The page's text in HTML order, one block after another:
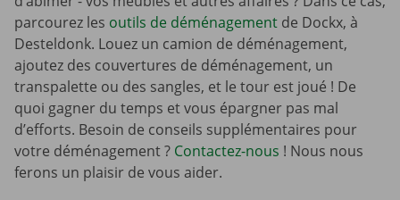
parcourez les outils de déménagement de Dockx, à
Desteldonk. Louez un camion de déménagement,
ajoutez des couvertures de déménagement, un
transpalette ou des sangles, et le tour est joué ! De
quoi gagner du temps et vous épargner pas mal
d’efforts. Besoin de conseils supplémentaires pour
votre déménagement ? Contactez-nous ! Nous nous
ferons un plaisir de vous aider.